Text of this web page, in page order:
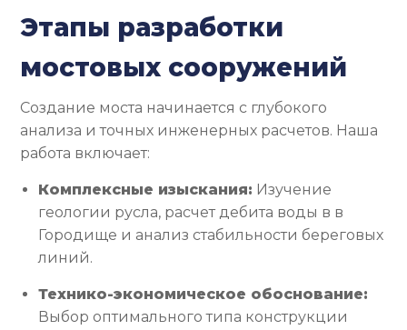
Этапы разработки
мостовых сооружений
Создание моста начинается с глубокого
анализа и точных инженерных расчетов. Наша
работа включает:
Комплексные изыскания: Изучение
геологии русла, расчет дебита воды в в
Городище и анализ стабильности береговых
линий.
Технико-экономическое обоснование:
Выбор оптимального типа конструкции